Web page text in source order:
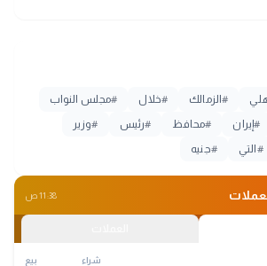
#الزمالك #خلال #مجلس النواب
#إيران #محافظ #رئيس #وزير
# التي #جنيه
11:38 ص
شراء بيع